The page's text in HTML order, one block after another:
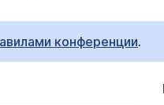
дерматологу (
конференции.